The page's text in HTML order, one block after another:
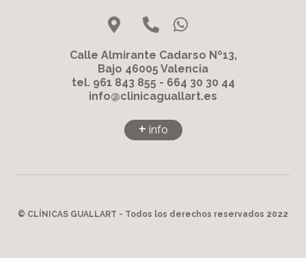
Calle Almirante Cadarso Nº13,
Bajo 46005 Valencia
tel. 961 843 855 - 664 30 30 44
info@clinicaguallart.es
+ info
© CLÍNICAS GUALLART - Todos los derechos reservados 2022